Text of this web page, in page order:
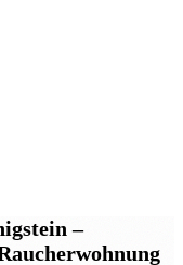
–